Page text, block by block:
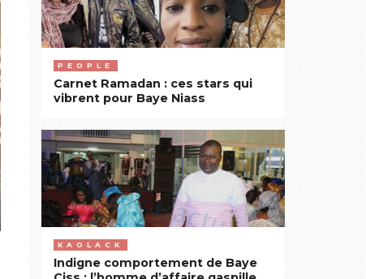
PEOPLE
Carnet Ramadan : ces stars qui
vibrent pour Baye Niass
KAOLACK
Indigne comportement de Baye